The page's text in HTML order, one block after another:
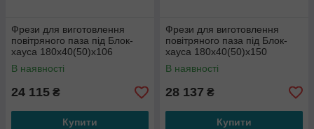
Фрези для виготовлення
повітряного паза під Блок-
хауса 180х40(50)х106
В наявності
24 115 ₴
Купити
Фрези для виготовлення
повітряного паза під Блок-
хауса 180х40(50)х150
В наявності
28 137 ₴
Купити